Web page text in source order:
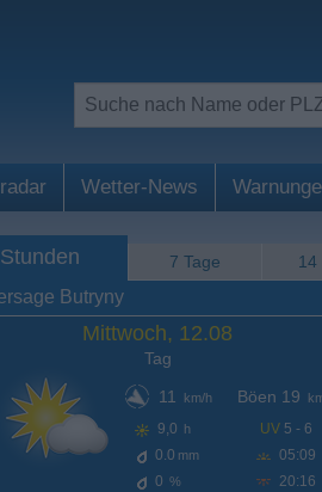
Wetter-News
7 Tage 14
Butryny
Mittwoch, 12.08
Tag
11
km/h
9,0 h
0.0 mm
0 %
Böen 19
UV 5 - 6
05:09
20:16